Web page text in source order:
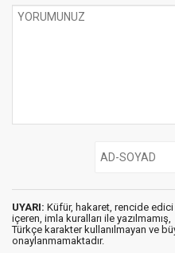
UYARI: Küfür, hakaret, rencide edici
içeren, imla kuralları ile yazılmamış,
Türkçe karakter kullanılmayan ve
onaylanmamaktadır.